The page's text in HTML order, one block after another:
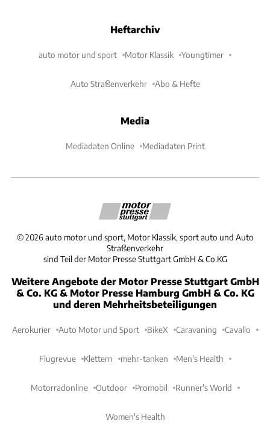
Heftarchiv
auto motor und sport Motor Klassik Youngtimer
Auto Straßenverkehr Abo & Hefte
Media
Mediadaten Online Mediadaten Print
©2026 auto motor und sport, Motor Klassik, sport auto und Auto
Straßenverkehr
sind Teil der Motor Presse Stuttgart GmbH & Co.KG
Weitere Angebote der Motor Presse Stuttgart GmbH
& Co. KG & Motor Presse Hamburg GmbH & Co. KG
und deren Mehrheitsbeteiligungen
Aerokurier Auto Motor und Sport BikeX Caravaning Cavallo
Flugrevue Klettern mehr-tanken Men's Health
Motorradonline Outdoor Promobil Runner's World
Women's Health